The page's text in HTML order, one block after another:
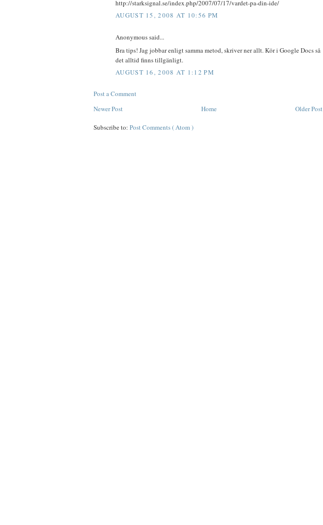
http://starksignal.se/index.php/2007/07/17/vardet-pa-din-ide/
AUGUST 15, 2008 AT 10:56 PM
Anonymous said...
Bra tips! Jag jobbar enligt samma metod, skriver ner allt. Kör i Google Docs så
det alltid finns tillgänligt.
AUGUST 16, 2008 AT 1:12 PM
Post a Comment
Newer Post
Older Post
Home
Subscribe to: Post Comments ( Atom )